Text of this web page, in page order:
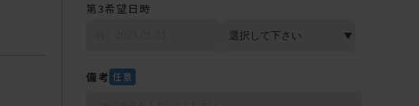
第3希望日時
備考 任意